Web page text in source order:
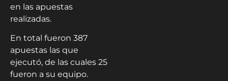
en las apuestas
realizadas.
En total fueron 387
apuestas las que
ejecutó, de las cuales 25
fueron a su equipo.